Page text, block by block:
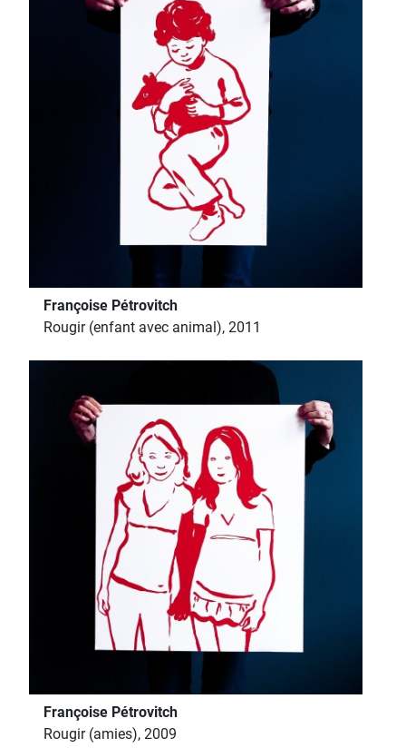
Françoise Pétrovitch
Rougir (enfant avec animal), 2011
Françoise Pétrovitch
Rougir (amies), 2009